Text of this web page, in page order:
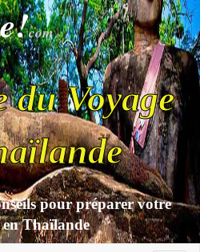
com
du Voyage
pour préparer votre
en Thaïlande